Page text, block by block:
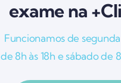
exame na
Funcionamos de
de 8h às 18h e sábado de